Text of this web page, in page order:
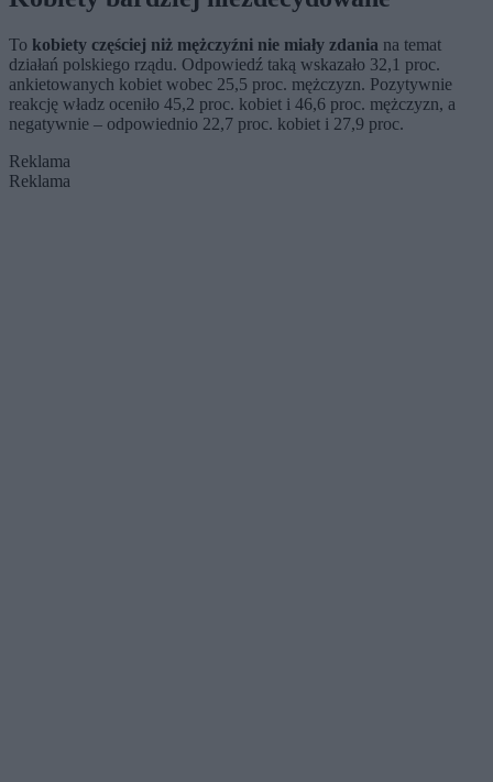
To kobiety częściej niż mężczyźni nie miały zdania na temat
działań polskiego rządu. Odpowiedź taką wskazało 32,1 proc.
ankietowanych kobiet wobec 25,5 proc. mężczyzn. Pozytywnie
reakcję władz oceniło 45,2 proc. kobiet i 46,6 proc. mężczyzn, a
negatywnie – odpowiednio 22,7 proc. kobiet i 27,9 proc.
Reklama
Reklama